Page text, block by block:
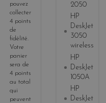
pouvez
collecter
4 points
de
fidélité.
Votre
panier
sera de
4 points
au total
qui
peuvent
2050
HP
DeskJet
3050
wireless
HP
DeskJet
1050A
HP
DeskJet